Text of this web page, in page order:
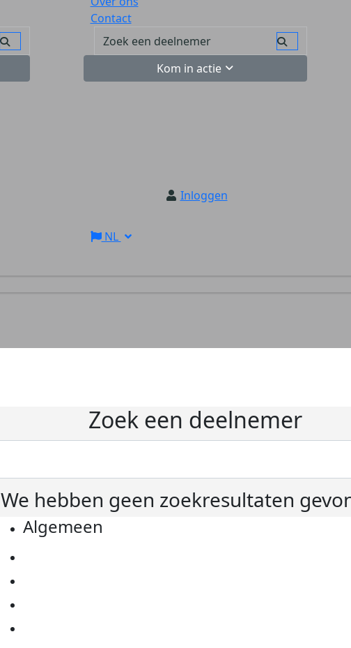
Contact
Kom in actie
Inloggen
NL
Zoek een deelnemer
We hebben geen zoekresultaten
Algemeen